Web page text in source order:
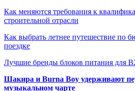
Как меняются требования к
строительной отрасли
Как выбрать летнее путешествие по
поездке
Лучшие бренды блоков питания для
Шакира и Burna Boy удерживают
музыкальном чарте